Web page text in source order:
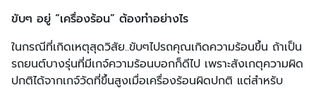
ขับๆ อยู่ “เครื่องร้อน” ต้องทำอย่างไร
ในกรณีที่เกิดเหตุสุดวิสัย..ขับๆไปรถคุณเกิดความร้อนขึ้น ถ้าเป็น
รถยนต์บางรุ่นที่มีเกจ์ความร้อนบอกก็ดีไป เพราะสังเกตุความผิด
ปกติได้จากเกจ์วัดที่ขึ้นสูงเมื่อเครื่องร้อนผิดปกติ แต่สำหรับ